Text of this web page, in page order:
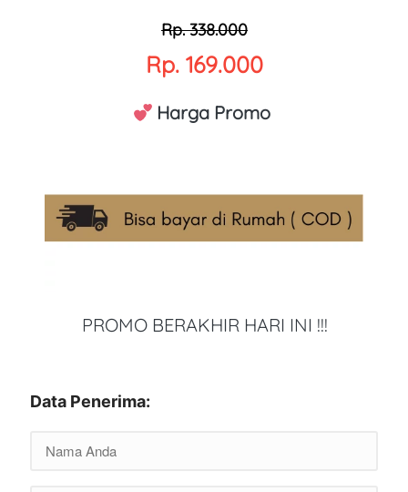
Rp. 338.000
Rp. 169.000
Harga Promo
PROMO BERAKHIR HARI INI !!!
Data Penerima: